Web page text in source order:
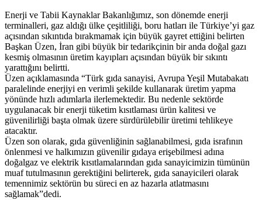
Enerji ve Tabii Kaynaklar Bakanlığımız, son dönemde enerji
terminalleri, gaz aldığı ülke çeşitliliği, boru hatları ile Türkiye’yi gaz
açısından sıkıntıda bırakmamak için büyük gayret ettiğini belirten
Başkan Üzen, İran gibi büyük bir tedarikçinin bir anda doğal gazı
kesmiş olmasının üretim kayıpları açısından büyük bir sıkıntı
yarattığını belirtti.
Üzen açıklamasında “Türk gıda sanayisi, Avrupa Yeşil Mutabakatı
paralelinde enerjiyi en verimli şekilde kullanarak üretim yapma
yönünde hızlı adımlarla ilerlemektedir. Bu nedenle sektörde
uygulanacak bir enerji tüketim kısıtlaması ürün kalitesi ve
güvenilirliği başta olmak üzere sürdürülebilir üretimi tehlikeye
atacaktır.
Üzen son olarak, gıda güvenliğinin sağlanabilmesi, gıda israfının
önlenmesi ve halkımızın güvenilir gıdaya erişebilmesi adına
doğalgaz ve elektrik kısıtlamalarından gıda sanayicimizin tümünün
muaf tutulmasının gerektiğini belirterek, gıda sanayicileri olarak
temennimiz sektörün bu süreci en az hazarla atlatmasını
sağlamak”dedi.